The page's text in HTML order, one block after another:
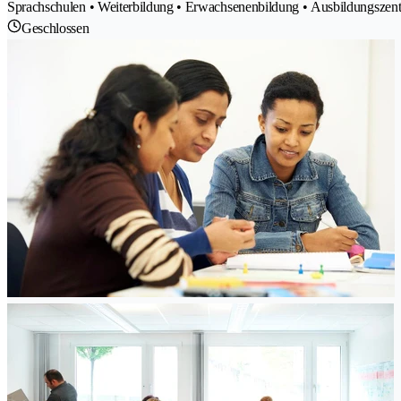
Sprachschulen • Weiterbildung • Erwachsenenbildung •
Geschlossen